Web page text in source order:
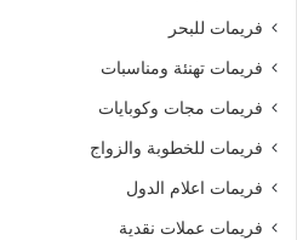
فريمات للبحر
فريمات تهنئة ومناسبات
فريمات مجات وكوبايات
فريمات للخطوبة والزواج
فريمات اعلام الدول
فريمات عملات نقدية